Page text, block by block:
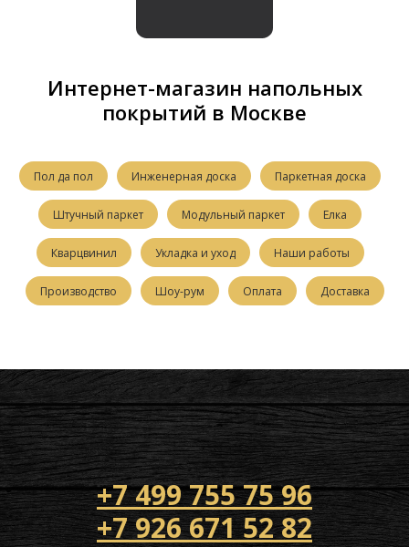
Интернет-магазин напольных
покрытий в Москве
Пол да пол Инженерная доска Паркетная доска
Штучный паркет Модульный паркет Елка
Кварцвинил Укладка и уход Наши работы
Производство Шоу-рум Оплата Доставка
+7 499 755 75 96
+7 926 671 52 82